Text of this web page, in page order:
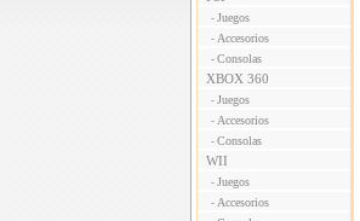
- Juegos
- Accesorios
- Consolas
XBOX 360
- Juegos
- Accesorios
- Consolas
WII
- Juegos
- Accesorios